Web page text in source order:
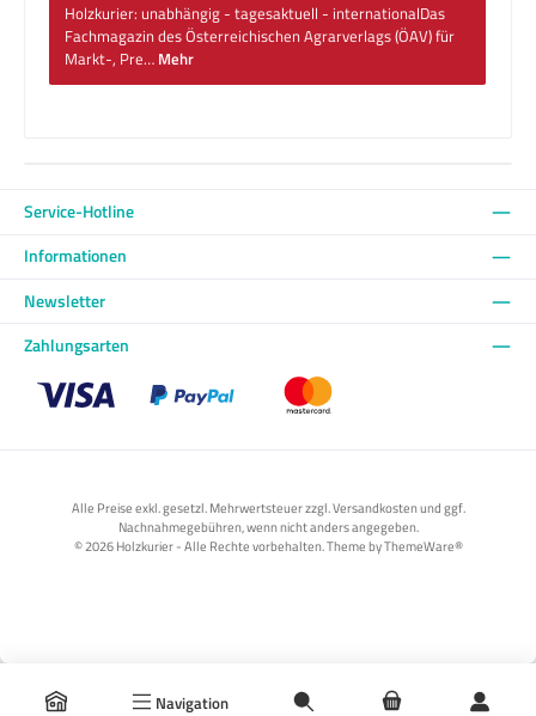
Navigation
Holzkurier: unabhängig - tagesaktuell - internationalDas
Fachmagazin des Österreichischen Agrarverlags (ÖAV) für
Markt-, Pre… Mehr
Service-Hotline
Informationen
Newsletter
Zahlungsarten
Alle Preise exkl. gesetzl. Mehrwertsteuer zzgl. Versandkosten und ggf.
Nachnahmegebühren, wenn nicht anders angegeben.
© 2026 Holzkurier - Alle Rechte vorbehalten. Theme byThemeWare®